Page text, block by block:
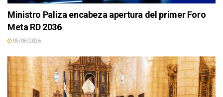
Ministro Paliza encabeza apertura del primer Foro
Meta RD 2036
05/08/2026